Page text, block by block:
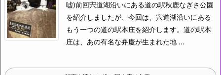
嘘)前回宍道湖沿いにある道の駅秋鹿なぎさ公園
を紹介しましたが、今回は、宍道湖沿いにある
もう一つの道の駅本庄を紹介します。 道の駅本
庄は、あの有名な弁慶が生まれた地 ...